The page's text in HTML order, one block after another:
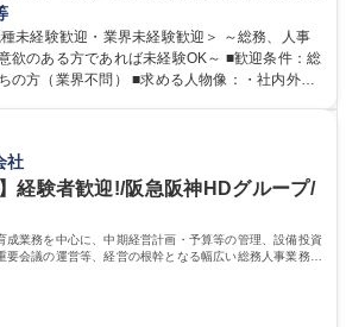
生運用 など ※基本的には事務所勤務ですが、
より、関西圏以外への日帰り・宿泊を伴う国内
業務を持ちつつ、お互いに助け合いながら、総
未経験歓迎・業界未経験歓迎＞ ～総務、人事
欲のある方であれば未経験OK～ ■歓迎条件：総
） ■求める人物像：・社内外の
社
経験者歓迎!/阪急阪神HDグループ/
成業務を中心に、中期経営計画・予算等の管理、設備投資
会議の運営等、経営の根幹となる幅広い総務人事業務全